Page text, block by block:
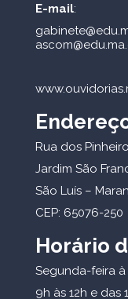
E-mail:
Rua dos
Jardim São
São Luís –
CEP: 65076-250
Horário
Segunda-feira
9h às 12h e das